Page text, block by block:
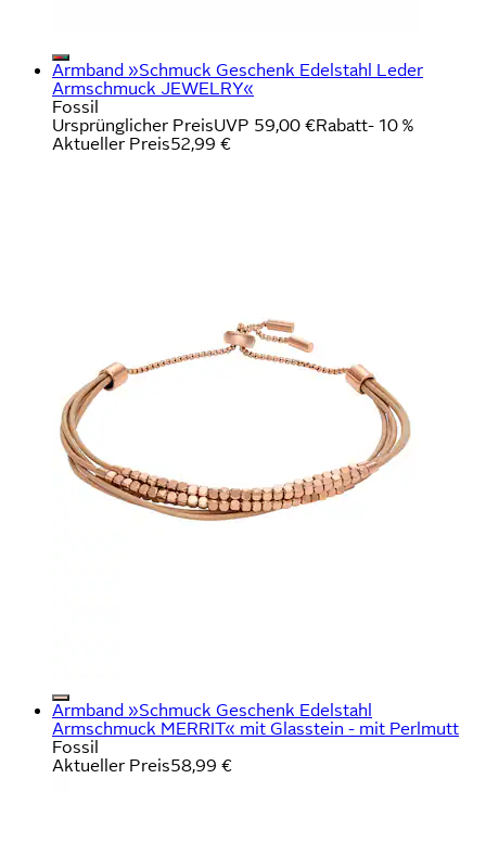
Armband »Schmuck Geschenk Edelstahl Leder
Armschmuck JEWELRY«
Fossil
Ursprünglicher PreisUVP 59,00 €Rabatt- 10 %
Aktueller Preis52,99 €
Armband »Schmuck Geschenk Edelstahl
Armschmuck MERRIT« mit Glasstein - mit Perlmutt
Fossil
Aktueller Preis58,99 €